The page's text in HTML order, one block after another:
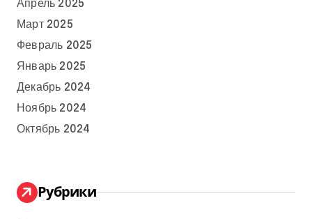
Апрель 2025
Март 2025
Февраль 2025
Январь 2025
Декабрь 2024
Ноябрь 2024
Октябрь 2024
Рубрики